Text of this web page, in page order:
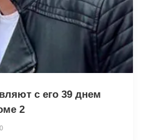
с его 39 днем
2